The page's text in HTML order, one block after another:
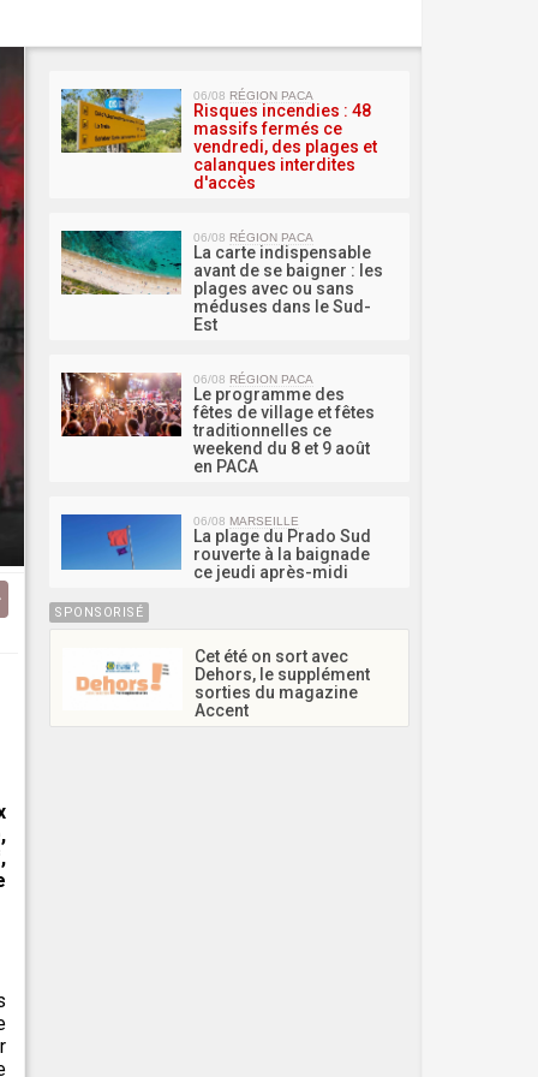
06/08 RÉGION PACA
Risques incendies : 48
massifs fermés ce
vendredi, des plages et
calanques interdites
d'accès
06/08 RÉGION PACA
La carte indispensable
avant de se baigner : les
plages avec ou sans
méduses dans le Sud-
Est
06/08 RÉGION PACA
Le programme des
fêtes de village et fêtes
traditionnelles ce
weekend du 8 et 9 août
en PACA
06/08 MARSEILLE
La plage du Prado Sud
rouverte à la baignade
ce jeudi après-midi
SPONSORISÉ
Cet été on sort avec
Dehors, le supplément
sorties du magazine
Accent